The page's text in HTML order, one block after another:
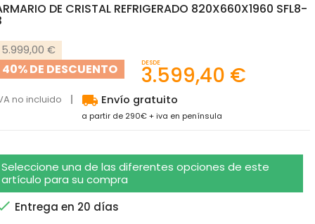
DE CRISTAL REFRIGERADO 820X660X1960 SFL8-
5.999,00 €
40% DE DESCUENTO DESDE
3.599,40 €
no incluido local_shipping Envío gratuito
a partir de 290€ + iva en península
Seleccione una de las diferentes opciones de este
artículo para su compra
Entrega en 20 días